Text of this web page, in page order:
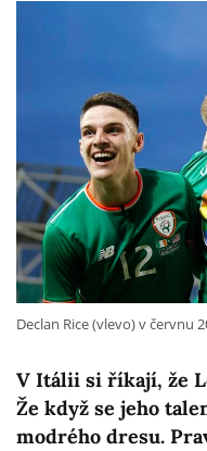
V Itálii si říkají, že
Že když se jeho
modrého dresu.
Declan Rice (vlevo) v červnu